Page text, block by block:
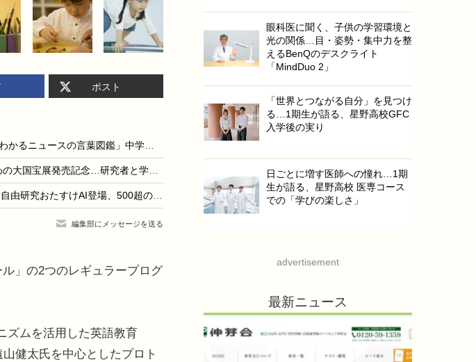
ポスト
Gakken「5秒でわかるニュースの言葉図鑑」中学受験の時事問題にも
Gakken、はにわの大国宝展発売記念…研究者と学ぶイベント
【夏休み2026】自由研究おたすけAI登場、500超のテーマから提案
編集部にメッセージを送る
」の2つのレギュラープログ
ズムを活用した英語教育
健太氏を中心としたプロト
眼科医に聞く、子供の学習環境と
光の関係…目・姿勢・集中力を整
えるBenQのデスクライト
「MindDuo 2」
「世界とつながる自分」を見つけ
る…1期生が語る、星野高校GFC
入学後の実り
日ごとに増す医師への憧れ…1期
生が語る、星野高校 医専コース
での「学びの楽しさ」
advertisement
最新ニュース